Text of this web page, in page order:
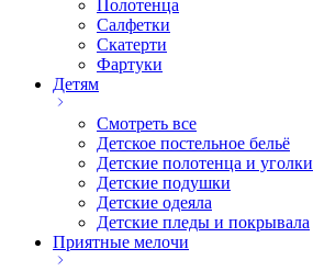
Полотенца
Салфетки
Скатерти
Фартуки
Детям
Смотреть все
Детское постельное бельё
Детские полотенца и уголки
Детские подушки
Детские одеяла
Детские пледы и покрывала
Приятные мелочи